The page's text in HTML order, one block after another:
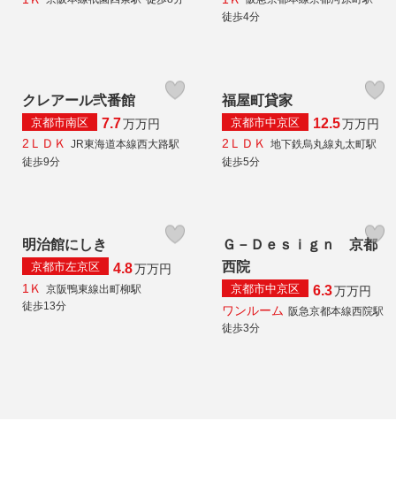
徒歩4分
クレアール弐番館
京都市南区 7.7万万円
2ＬＤＫ JR東海道本線西大路駅
徒歩9分
福屋町貸家
京都市中京区 12.5万万円
2ＬＤＫ 地下鉄烏丸線丸太町駅
徒歩5分
明治館にしき
京都市左京区 4.8万万円
1Ｋ
京阪鴨東線出町柳駅
徒歩13分
Ｇ－Ｄｅｓｉｇｎ 京都
西院
京都市中京区 6.3万万円
ワンルーム 阪急京都本線西院駅
徒歩3分